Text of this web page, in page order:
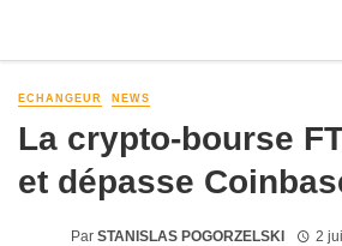
ECHANGEUR NEWS
La crypto-bourse
et dépasse
Par STANISLAS POGORZELSKI 2